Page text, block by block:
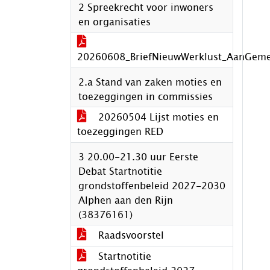
2 Spreekrecht voor inwoners
en organisaties
2.a Stand van zaken moties en
toezeggingen in commissies
20260504 Lijst moties en
toezeggingen RED
3 20.00-21.30 uur Eerste
Debat Startnotitie
grondstoffenbeleid 2027-2030
Alphen aan den Rijn
(38376161)
Raadsvoorstel
Startnotitie